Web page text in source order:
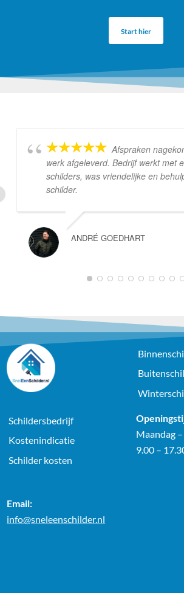
Start hier
Afspraken
werk afgeleverd. Bedrijf werkt met
schilders, was vriendelijke en
schilder.
ANDRÉ GOEDHART
Schildersbedrijf
Kostenindicatie
Schilder kosten
Maandag
9.00 –
Email:
info@sneleenschilder.nl